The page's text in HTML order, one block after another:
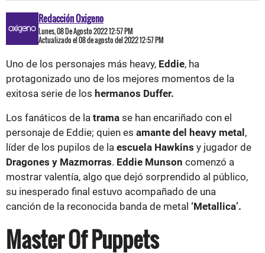
Redacción Oxigeno
Lunes, 08 De Agosto 2022 12:57 PM
Actualizado el 08 de agosto del 2022 12:57 PM
Uno de los personajes más heavy, Eddie, ha
protagonizado uno de los mejores momentos de la
exitosa serie de los hermanos Duffer.
Los fanáticos de la trama se han encariñado con el
personaje de Eddie; quien es amante del heavy metal,
líder de los pupilos de la escuela Hawkins y jugador de
Dragones y Mazmorras. Eddie Munson comenzó a
mostrar valentía, algo que dejó sorprendido al público,
su inesperado final estuvo acompañado de una
canción de la reconocida banda de metal ‘Metallica’.
Master Of Puppets